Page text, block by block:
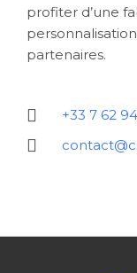
profiter d’une
partenaires.
+33 7 62